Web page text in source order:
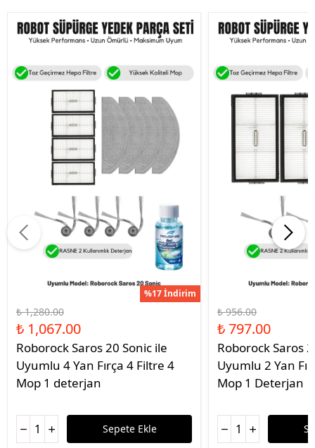
%17 İndirim
₺ 1,280.00
₺ 1,067.00
Roborock Saros 20 Sonic ile
Uyumlu 4 Yan Fırça 4 Filtre 4
Mop 1 deterjan
Sepete Ekle
₺ 956.00
₺ 797.00
Roborock Saros
Uyumlu 2 Yan
Mop 1 Deterjan